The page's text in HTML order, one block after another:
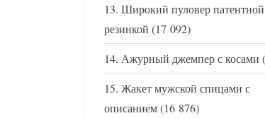
Широкий пуловер патентной
резинкой (17 092)
Ажурный джемпер с косами
Жакет мужской спицами с
описанием(16 876)